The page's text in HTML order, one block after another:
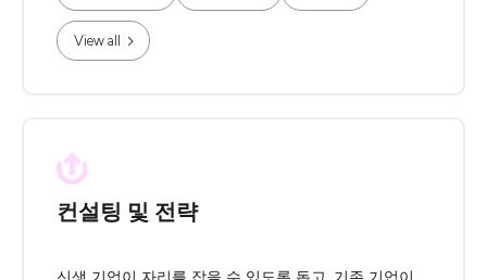
View all
컨설팅 및 전략